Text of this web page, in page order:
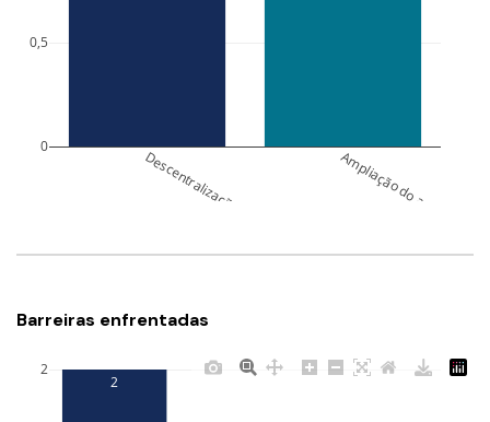
Descentralização do judiciário para áreas remotas
Ampliação do acesso
0
0,5
Barreiras enfrentadas
2
2